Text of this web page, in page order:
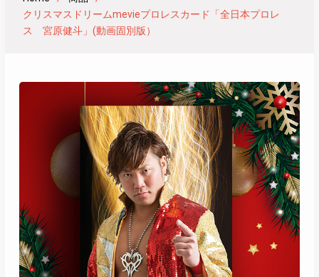
クリスマスドリームmevieプロレスカード「全日本プロレ
ス 宮原健斗」(動画固別版）